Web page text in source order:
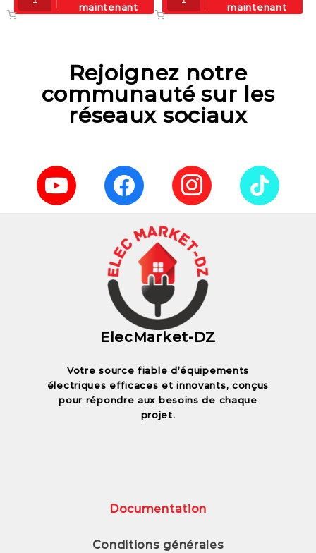
maintenant
maintenant
Rejoignez notre
communauté sur les
réseaux sociaux
ElecMarket-DZ
Votre source fiable d’équipements
électriques efficaces et innovants, conçus
pour répondre aux besoins de chaque
projet.
Documentation
Conditions générales